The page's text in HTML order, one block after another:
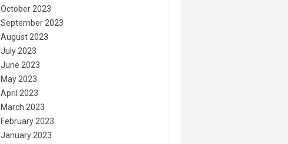
October 2023
September 2023
August 2023
July 2023
June 2023
May 2023
April 2023
March 2023
February 2023
January 2023